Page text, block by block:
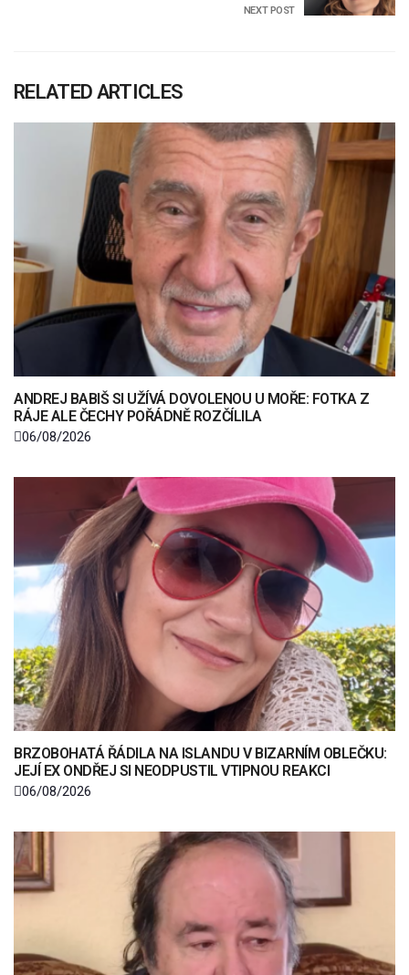
NEXT POST
RELATED ARTICLES
ANDREJ BABIŠ SI UŽÍVÁ DOVOLENOU U MOŘE: FOTKA Z
RÁJE ALE ČECHY POŘÁDNĚ ROZČÍLILA
06/08/2026
BRZOBOHATÁ ŘÁDILA NA ISLANDU V BIZARNÍM OBLEČKU:
JEJÍ EX ONDŘEJ SI NEODPUSTIL VTIPNOU REAKCI
06/08/2026